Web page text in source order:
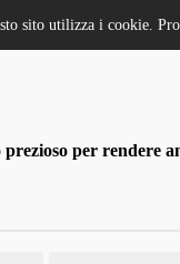
per rendere
sito utilizza i cookie.